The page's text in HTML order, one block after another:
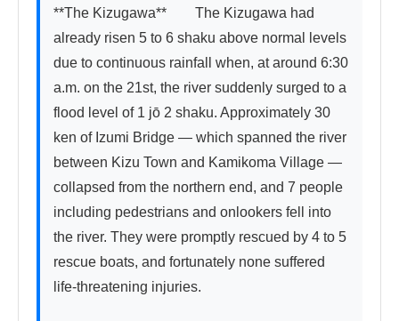
**The Kizugawa**　　The Kizugawa had
already risen 5 to 6 shaku above normal levels
due to continuous rainfall when, at around 6:30
a.m. on the 21st, the river suddenly surged to a
flood level of 1 jō 2 shaku. Approximately 30
ken of Izumi Bridge — which spanned the river
between Kizu Town and Kamikoma Village —
collapsed from the northern end, and 7 people
including pedestrians and onlookers fell into
the river. They were promptly rescued by 4 to 5
rescue boats, and fortunately none suffered
life-threatening injuries.